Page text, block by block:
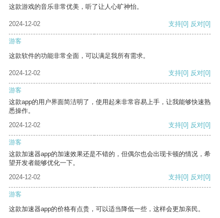
这款游戏的音乐非常优美，听了让人心旷神怡。
2024-12-02 支持[0] 反对[0]
游客
这款软件的功能非常全面，可以满足我所有需求。
2024-12-02 支持[0] 反对[0]
游客
这款app的用户界面简洁明了，使用起来非常容易上手，让我能够快速熟
悉操作。
2024-12-02
支持[0] 反对[0]
游客
这款加速器app的加速效果还是不错的，但偶尔也会出现卡顿的情况，希
望开发者能够优化一下。
2024-12-02
支持[0] 反对[0]
游客
这款加速器app的价格有点贵，可以适当降低一些，这样会更加亲民。